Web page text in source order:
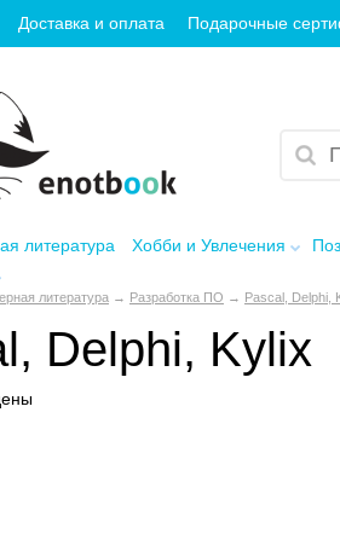
Доставка и оплата Подарочные
литература Хобби и Увлечения
литература → Разработка ПО → Pascal, Delphi,
Delphi, Kylix